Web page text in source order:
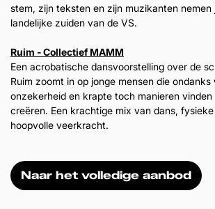
stem, zijn teksten en zijn muzikanten nemen
landelijke zuiden van de VS.
Ruim - Collectief MAMM
Een acrobatische dansvoorstelling over de
Ruim zoomt in op jonge mensen die ondanks
onzekerheid en krapte toch manieren
creëren. Een krachtige mix van dans,
hoopvolle veerkracht.
Naar het volledige aanbod